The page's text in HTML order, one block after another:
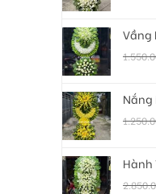
Vầng
Nắng
Hành